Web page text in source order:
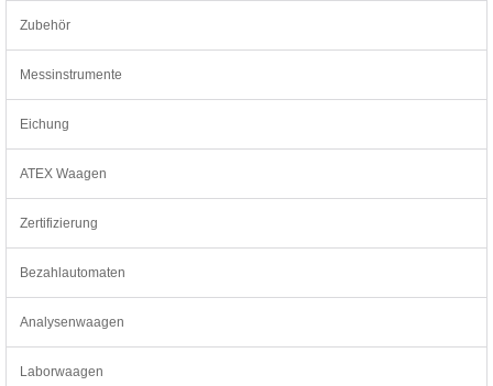
Zubehör
Messinstrumente
Eichung
ATEX Waagen
Zertifizierung
Bezahlautomaten
Analysenwaagen
Laborwaagen